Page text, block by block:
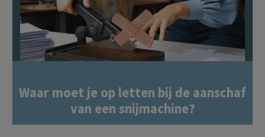
Waar moet je op letten bij de aanschaf
van een snijmachine?